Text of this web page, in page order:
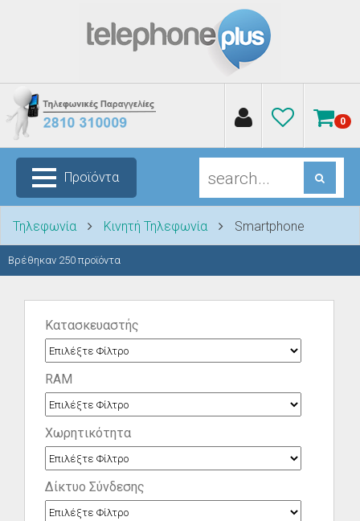
0
Προϊόντα
Τηλεφωνία Κινητή Τηλεφωνία Smartphone
Βρέθηκαν 250 προϊόντα
Κατασκευαστής
RAM
Χωρητικότητα
Δίκτυο Σύνδεσης